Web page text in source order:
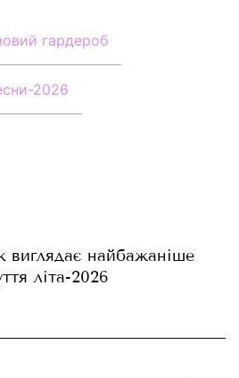
гардероб
2026
виглядає найбажаніше
літа-2026